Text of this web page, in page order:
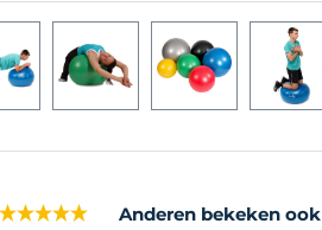
Anderen bekeken ook